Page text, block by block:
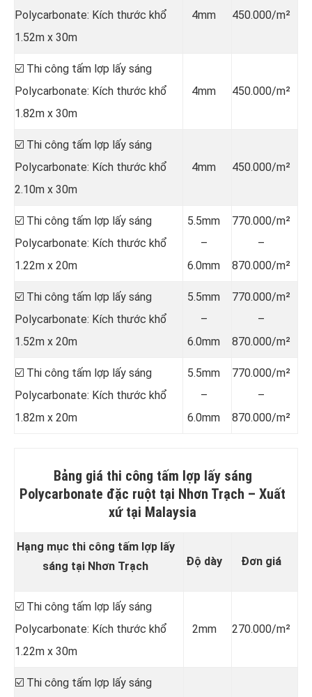
Polycarbonate: Kích thước khổ
1.52m x 30m
4mm 450.000/m²
☑️ Thi công tấm lợp lấy sáng
Polycarbonate: Kích thước khổ
1.82m x 30m
4mm 450.000/m²
☑️ Thi công tấm lợp lấy sáng
Polycarbonate: Kích thước khổ
2.10m x 30m
4mm 450.000/m²
☑️ Thi công tấm lợp lấy sáng
Polycarbonate: Kích thước khổ
1.22m x 20m
5.5mm
–
6.0mm
770.000/m²
–
870.000/m²
☑️ Thi công tấm lợp lấy sáng
Polycarbonate: Kích thước khổ
1.52m x 20m
5.5mm
–
6.0mm
770.000/m²
–
870.000/m²
☑️ Thi công tấm lợp lấy sáng
Polycarbonate: Kích thước khổ
1.82m x 20m
5.5mm
–
6.0mm
770.000/m²
–
870.000/m²
Bảng giá thi công tấm lợp lấy sáng
Polycarbonate đặc ruột tại Nhơn Trạch – Xuất
xứ tại Malaysia
Hạng mục thi công tấm lợp lấy
sáng tại Nhơn Trạch
Độ dày Đơn giá
☑️ Thi công tấm lợp lấy sáng
Polycarbonate: Kích thước khổ
1.22m x 30m
2mm 270.000/m²
☑️ Thi công tấm lợp lấy sáng